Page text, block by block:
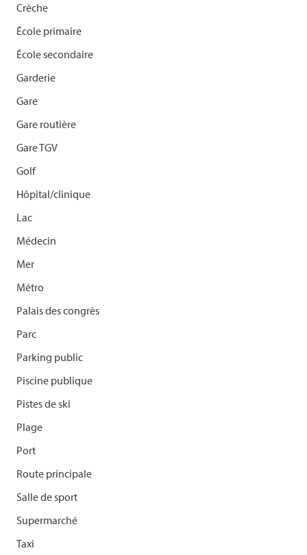
Crèche
École primaire
École secondaire
Garderie
Gare
Gare routière
Gare TGV
Golf
Hôpital/clinique
Lac
Médecin
Mer
Métro
Palais des congrès
Parc
Parking public
Piscine publique
Pistes de ski
Plage
Port
Route principale
Salle de sport
Supermarché
Taxi